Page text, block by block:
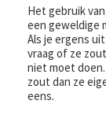
Het gebruik
een geweldige
Als je ergens
vraag of ze
niet moet
zout dan ze
eens.